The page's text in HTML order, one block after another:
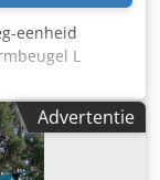
eenheid
L
ZA-V
en ladders /
Advertentie